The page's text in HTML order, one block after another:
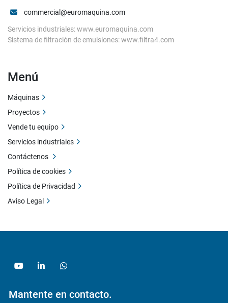
youtubelinkedinwhatsapp
Mantente en contacto.
commercial@euromaquina.com
Servicios industriales: www.euromaquina.com
Sistema de filtración de emulsiones: www.filtra4.com
Menú
Máquinas
Proyectos
Vende tu equipo
Servicios industriales
Contáctenos
Política de cookies
Política de Privacidad
Aviso Legal